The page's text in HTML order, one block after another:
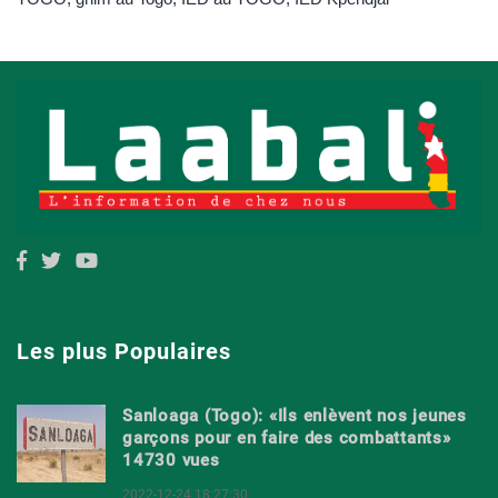
Les plus Populaires
Sanloaga (Togo): «Ils enlèvent nos jeunes
garçons pour en faire des combattants»
14730 vues
2022-12-24 18:27:30